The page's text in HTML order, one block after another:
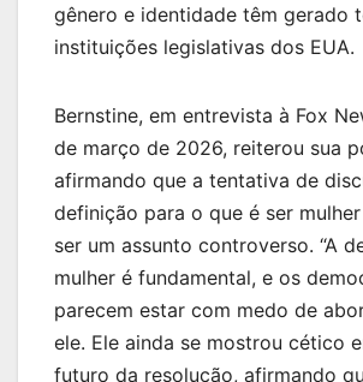
gênero e identidade têm gerado
instituições legislativas dos EUA.
Bernstine, em entrevista à Fox
de março de 2026, reiterou sua
afirmando que a tentativa de
definição para o que é ser
ser um assunto controverso. “A
mulher é fundamental, e os
parecem estar com medo de
ele. Ele ainda se mostrou cético
futuro da resolução, afirmando